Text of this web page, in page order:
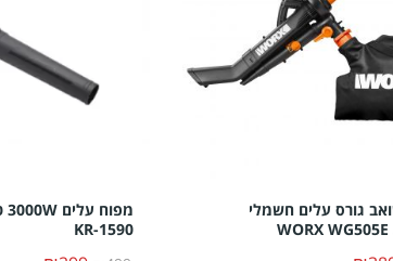
גורס עלים חשמלי
WORX
KR-1590